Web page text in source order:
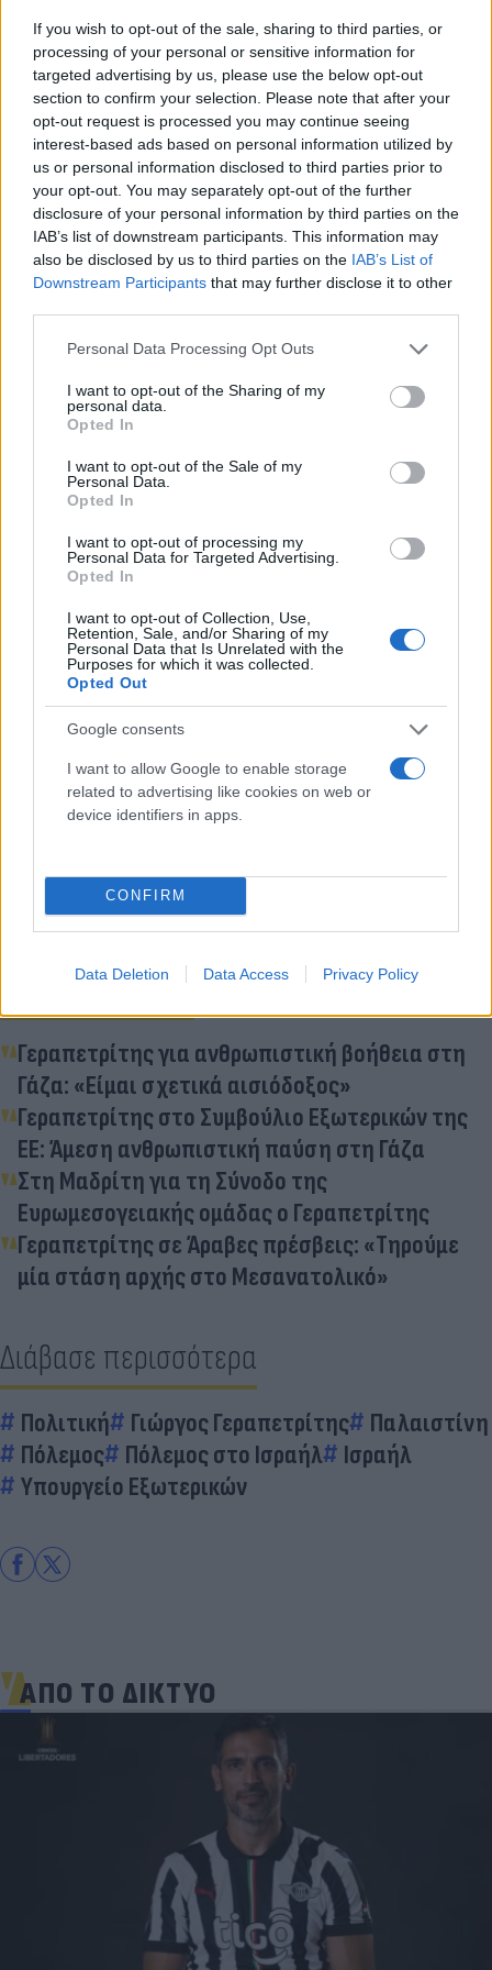
If you wish to opt-out of the sale, sharing to third parties, or
processing of your personal or sensitive information for
targeted advertising by us, please use the below opt-out
section to confirm your selection. Please note that after your
opt-out request is processed you may continue seeing
interest-based ads based on personal information utilized by
us or personal information disclosed to third parties prior to
your opt-out. You may separately opt-out of the further
disclosure of your personal information by third parties on the
IAB’s list of downstream participants. This information may
also be disclosed by us to third parties on the IAB’s List of
Downstream Participants that may further disclose it to other
Please note that this website/app uses one or more Google
not limited to your visit or usage behaviour. You may click to
grant or deny consent to Google and its third-party tags to
use your data for below specified purposes in below Google
consent section.
Personal Data Processing Opt Outs
I want to opt-out of the Sharing of my
personal data.
Opted In
I want to opt-out of the Sale of my
Personal Data.
Opted In
I want to opt-out of processing my
Personal Data for Targeted Advertising.
Opted In
I want to opt-out of Collection, Use,
Retention, Sale, and/or Sharing of my
Personal Data that Is Unrelated with the
Purposes for which it was collected.
Opted Out
Google consents
I want to allow Google to enable storage
related to advertising like cookies on web or
device identifiers in apps.
CONFIRM
Data Deletion Data Access Privacy Policy
τελευταίους μήνες.
Κάνε κλικ και δες περισσότερο
Διάβασε σχετικά
Γεραπετρίτης για ανθρωπιστική βοήθεια στη
Γάζα: «Είμαι σχετικά αισιόδοξος»
Γεραπετρίτης στο Συμβούλιο Εξωτερικών της
ΕΕ: Άμεση ανθρωπιστική παύση στη Γάζα
Στη Μαδρίτη για τη Σύνοδο της
Ευρωμεσογειακής ομάδας ο Γεραπετρίτης
Γεραπετρίτης σε Άραβες πρέσβεις: «Τηρούμε
μία στάση αρχής στο Μεσανατολικό»
Διάβασε περισσότερα
Πολιτική Γιώργος Γεραπετρίτης
Παλαιστίνη
Πόλεμος
Πόλεμος στο Ισραήλ
Ισραήλ
Υπουργείο Εξωτερικών
ΑΠΟ ΤΟ ΔΙΚΤΥΟ